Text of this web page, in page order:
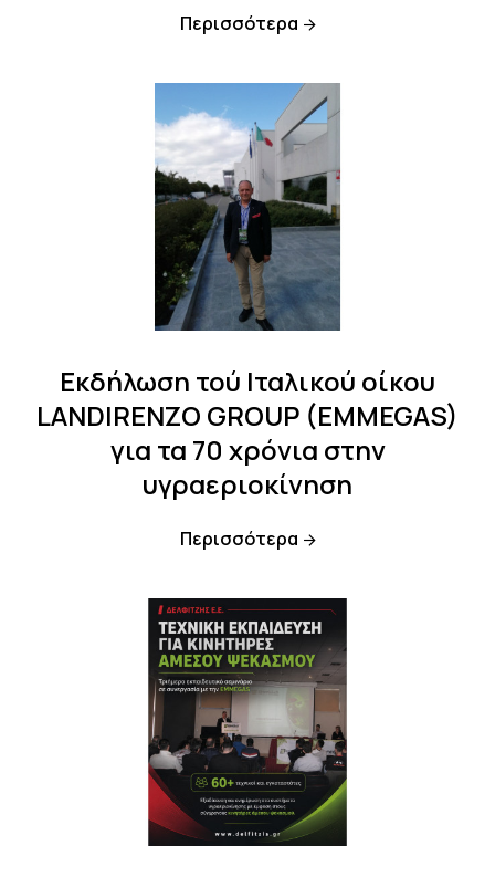
Περισσότερα
Εκδήλωση τού Ιταλικού οίκου
LANDIRENZO GROUP (EMMEGAS)
για τα 70 χρόνια στην
υγραεριοκίνηση
Περισσότερα